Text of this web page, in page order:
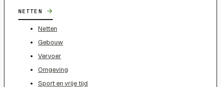
NETTEN →
Netten
Gebouw
Vervoer
Omgeving
Sport en vrije tijd